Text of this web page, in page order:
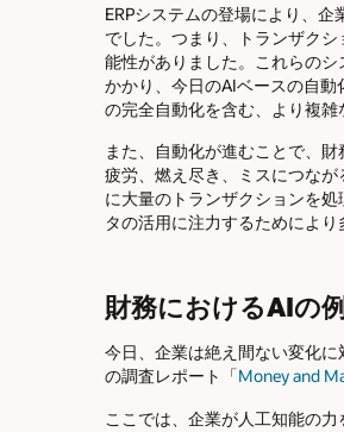
ERPシステムの登場により、
でした。つまり、トランザク
能性がありました。これらの
かかり、今日のAIベースの自
の完全自動化を含む、より複雑
また、自動化が進むことで、
疲労、燃え尽き、ミスにつな
に大量のトランザクションを
タの活用に注力するためにより
財務におけるAIの
今日、企業は絶え間ない変化
の調査レポート「Money and
ここでは、企業が人工知能の